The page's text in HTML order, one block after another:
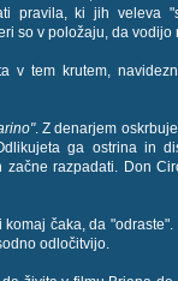
pravila, ki jih veleva
so v položaju, da
v tem krutem,
. Z denarjem
ga ostrina in
začne razpadati. Don
komaj čaka, da
odločitvijo.